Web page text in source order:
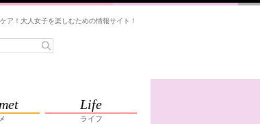
ア！大人女子を楽しむための情報サイト！
Life
ライフ